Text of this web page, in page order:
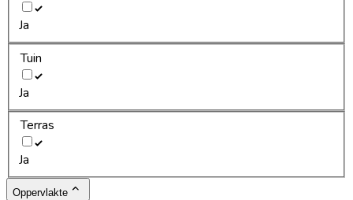
Ja
Tuin
Ja
Terras
Ja
Oppervlakte